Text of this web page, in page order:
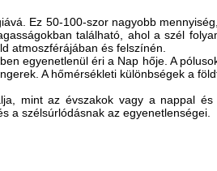
Ez 50-100-szor nagyobb
található, ahol a szél
atmoszférájában és felszínén.
egyenetlenül éri a Nap hője. A
A hőmérsékleti különbségek a
mint az évszakok vagy a nappal
a szélsúrlódásnak az egyenetlenségei.